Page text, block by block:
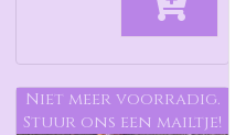
Niet meer voorradig.
Stuur ons een mailtje!